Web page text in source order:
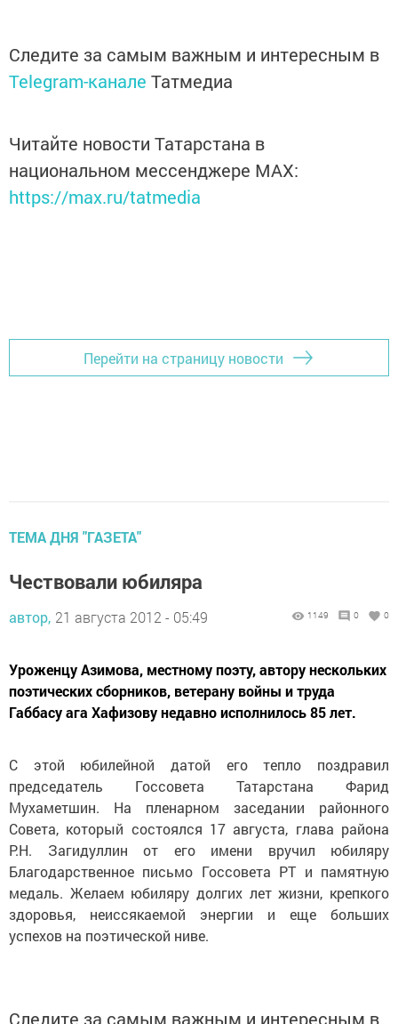
Следите за самым важным и интересным в
Telegram-канале Татмедиа
Читайте новости Татарстана в
национальном мессенджере MАХ:
https://max.ru/tatmedia
Перейти на страницу новости
ТЕМА ДНЯ "ГАЗЕТА"
Чествовали юбиляра
автор, 21 августа 2012 - 05:49 1149 0 0
Уроженцу Азимова, местному поэту, автору нескольких
поэтических сборников, ветерану войны и труда
Габбасу ага Хафизову недавно исполнилось 85 лет.
С этой юбилейной датой его тепло поздравил
председатель Госсовета Татарстана Фарид
Мухаметшин. На пленарном заседании районного
Совета, который состоялся 17 августа, глава района
Р.Н. Загидуллин от его имени вручил юбиляру
Благодарственное письмо Госсовета РТ и памятную
медаль. Желаем юбиляру долгих лет жизни, крепкого
здоровья, неиссякаемой энергии и еще больших
успехов на поэтической ниве.
Следите за самым важным и интересным в